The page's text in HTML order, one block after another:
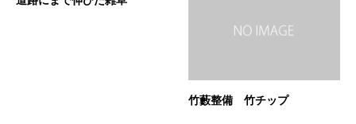
竹藪整備 竹チップ